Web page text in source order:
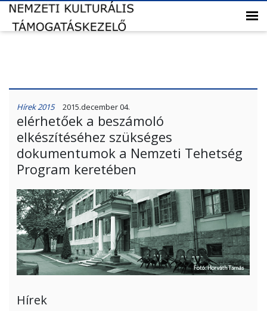
Hírek 2015 2015.december 04.
elérhetőek a beszámoló
elkészítéséhez szükséges
dokumentumok a Nemzeti Tehetség
Program keretében
Hírek